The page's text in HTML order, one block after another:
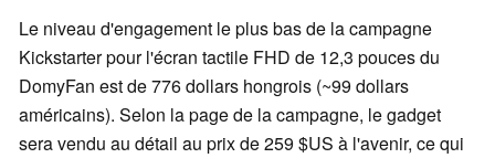
Le niveau d'engagement le plus bas de la campagne
Kickstarter pour l'écran tactile FHD de 12,3 pouces du
DomyFan est de 776 dollars hongrois (~99 dollars
américains). Selon la page de la campagne, le gadget
sera vendu au détail au prix de 259 $US à l'avenir, ce qui